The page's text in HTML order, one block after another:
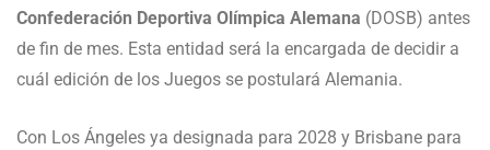
Confederación Deportiva Olímpica Alemana (DOSB) antes
de fin de mes. Esta entidad será la encargada de decidir a
cuál edición de los Juegos se postulará Alemania.
Con Los Ángeles ya designada para 2028 y Brisbane para